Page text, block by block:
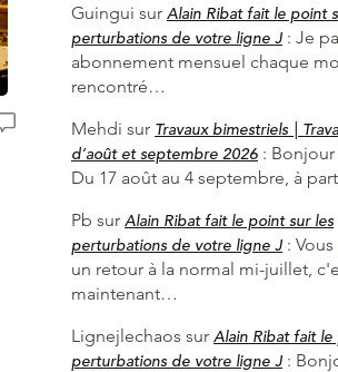
Guingui sur Alain Ribat fait le point
perturbations de votre ligne J : Je
abonnement mensuel chaque
rencontré…
Mehdi sur Travaux bimestriels |
d’août et septembre 2026 : Bonjour
Du 17 août au 4 septembre, à
Pb sur Alain Ribat fait le point sur les
perturbations de votre ligne J :
un retour à la normal mi-juillet,
maintenant…
Lignejlechaos sur Alain Ribat fait le
perturbations de votre ligne J :